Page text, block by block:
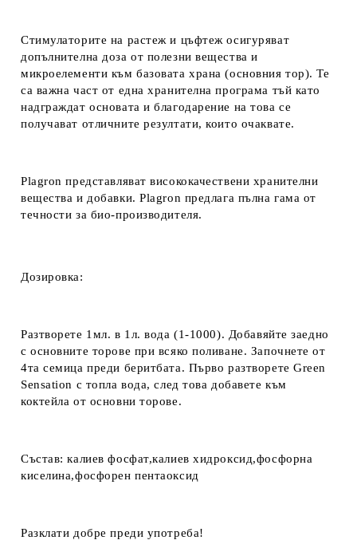
Стимулаторите на растеж и цъфтеж осигуряват
допълнителна доза от полезни вещества и
микроелементи към базовата храна (основния тор). Те
са важна част от една хранителна програма тъй като
надграждат основата и благодарение на това се
получават отличните резултати, които очаквате.
Plagron представляват висококачествени хранителни
вещества и добавки. Plagron предлага пълна гама от
течности за био-производителя.
Дозировка:
Разтворете 1мл. в 1л. вода (1-1000). Добавяйте заедно
с основните торове при всяко поливане. Започнете от
4та семица преди беритбата. Първо разтворете Green
Sensation с топла вода, след това добавете към
коктейла от основни торове.
Състав:калиев фосфат,калиев хидроксид,фосфорна
киселина,фосфорен пентаоксид
Разклати добре преди употреба!